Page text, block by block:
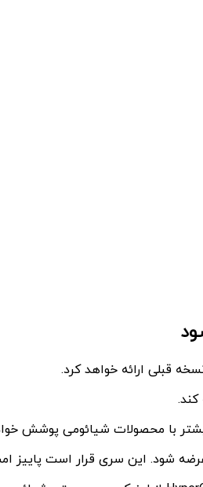
با محصولات شیائومی پوشش